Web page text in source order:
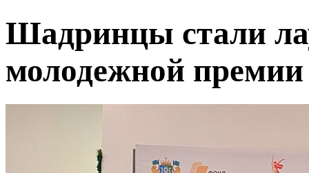
Шадринцы стали
молодежной премии